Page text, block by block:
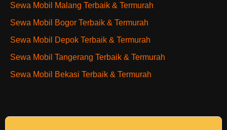
Sewa Mobil Malang Terbaik & Termurah
Sewa Mobil Bogor Terbaik & Termurah
Sewa Mobil Depok Terbaik & Termurah
Sewa Mobil Tangerang Terbaik & Termurah
Sewa Mobil Bekasi Terbaik & Termurah